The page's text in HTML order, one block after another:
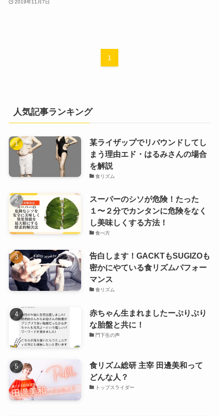
2019年11月7日
1
人気記事ランキング
某ライザップでリバウンドしてし
まう理由エド・はるみさんの場合
を解説
食リズム
スーパーのシソが危険！たった
１〜２分でカンタンに危険をなく
し美味しくする方法！
食べ方
告白します！GACKTもSUGIZOも
密かにやている食リズムパフォー
マンス
食リズム
赤ちゃん生まれましたーぷりぷり
な胎盤と共に！
門下生の声
食リズム総研 主宰 田邊美和って
どんな人？
トップスライダー